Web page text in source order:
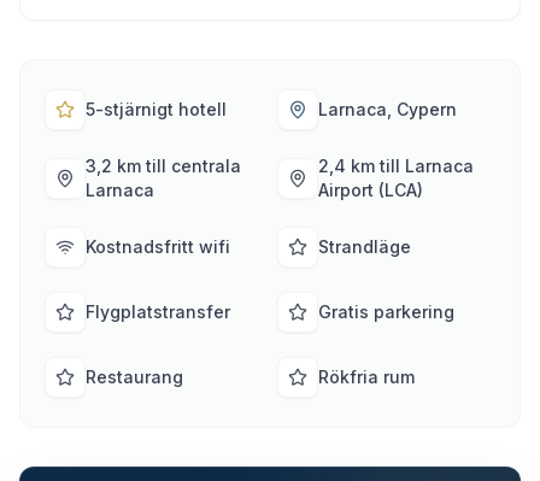
5-stjärnigt hotell Larnaca, Cypern
3,2 km till centrala
Larnaca
2,4 km till Larnaca
Airport (LCA)
Kostnadsfritt wifi Strandläge
Flygplatstransfer Gratis parkering
Restaurang Rökfria rum